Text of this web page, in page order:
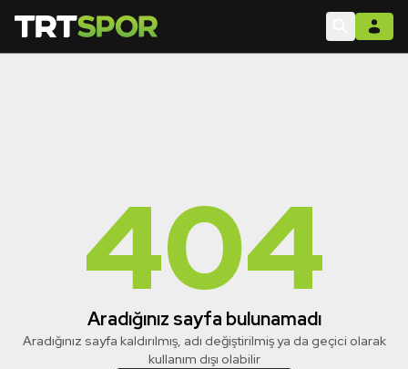
404
Aradığınız sayfa bulunamadı
Aradığınız sayfa kaldırılmış, adı değiştirilmiş ya da geçici olarak
kullanım dışı olabilir